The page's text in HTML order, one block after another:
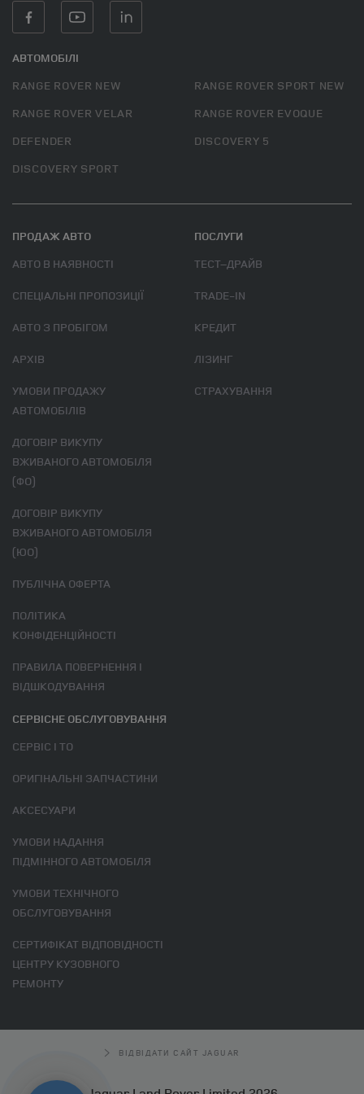
АВТОМОБІЛІ
RANGE ROVER NEW
RANGE ROVER SPORT NEW
RANGE ROVER VELAR
RANGE ROVER EVOQUE
DEFENDER
DISCOVERY 5
DISCOVERY SPORT
ПРОДАЖ АВТО
АВТО В НАЯВНОСТІ
СПЕЦІАЛЬНІ ПРОПОЗИЦІЇ
АВТО З ПРОБІГОМ
АРХІВ
УМОВИ ПРОДАЖУ
АВТОМОБІЛІВ
ДОГОВІР ВИКУПУ
ВЖИВАНОГО АВТОМОБІЛЯ
(ФО)
ДОГОВІР ВИКУПУ
ВЖИВАНОГО АВТОМОБІЛЯ
(ЮО)
ПУБЛІЧНА ОФЕРТА
ПОЛІТИКА
КОНФІДЕНЦІЙНОСТІ
ПРАВИЛА ПОВЕРНЕННЯ І
ВІДШКОДУВАННЯ
ПОСЛУГИ
ТЕСТ–ДРАЙВ
TRADE-IN
КРЕДИТ
ЛІЗИНГ
СТРАХУВАННЯ
СЕРВІСНЕ ОБСЛУГОВУВАННЯ
СЕРВІС І ТО
ОРИГІНАЛЬНІ ЗАПЧАСТИНИ
АКСЕСУАРИ
УМОВИ НАДАННЯ
ПІДМІННОГО АВТОМОБІЛЯ
УМОВИ ТЕХНІЧНОГО
ОБСЛУГОВУВАННЯ
СЕРТИФІКАТ ВІДПОВІДНОСТІ
ЦЕНТРУ КУЗОВНОГО
РЕМОНТУ
ВІДВІДАТИ САЙТ JAGUAR